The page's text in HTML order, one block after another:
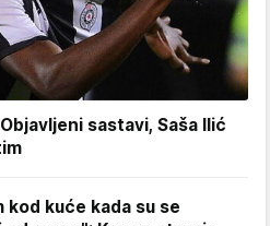
sastavi, Saša Ilić
kod kuće kada su se